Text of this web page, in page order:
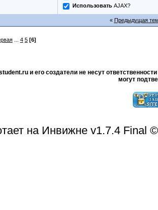
ИспользоватьAJAX?
« Предыдущая
... 4 5 [6]
и его создатели не несут
могут
на Инвижне v1.7.4 Final